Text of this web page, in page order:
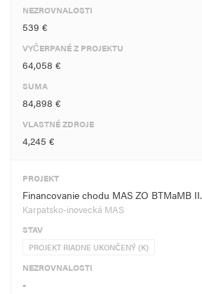
NEZROVNALOSTI
539 €
VYČERPANÉ Z PROJEKTU
64,058 €
SUMA
84,898 €
VLASTNÉ ZDROJE
4,245 €
PROJEKT
Financovanie chodu MAS ZO BTMaMB II.
Karpatsko-inovecká MAS
STAV
PROJEKT RIADNE UKONČENÝ (K)
NEZROVNALOSTI
-